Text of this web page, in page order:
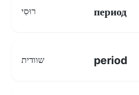
רוּסִי период
שוודית period